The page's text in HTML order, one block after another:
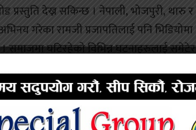
देख्न सकिन्छ । नेपाली, भोजपुरी, थारु र
गरेका रामजी प्रजापतिलाई पनि भिडियोमा
घटिरहेको विभिन्न घटनाहरुलाई समेटेर